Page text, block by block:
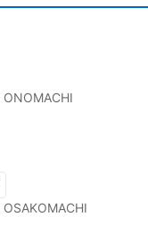
ONOMACHI
OSAKOMACHI